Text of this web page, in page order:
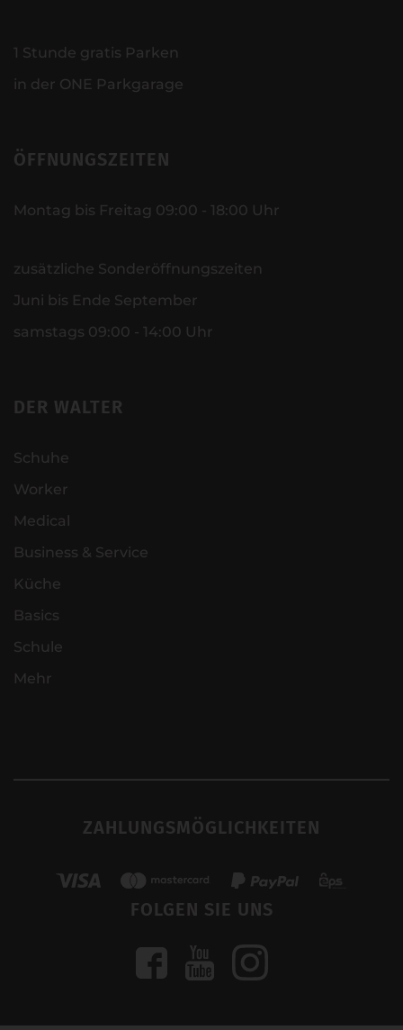
1 Stunde gratis Parken
in der ONE Parkgarage
ÖFFNUNGSZEITEN
Montag bis Freitag 09:00 - 18:00 Uhr
zusätzliche Sonderöffnungszeiten
Juni bis Ende September
samstags 09:00 - 14:00 Uhr
DER WALTER
Schuhe
Worker
Medical
Business & Service
Küche
Basics
Schule
Mehr
ZAHLUNGSMÖGLICHKEITEN
FOLGEN SIE UNS